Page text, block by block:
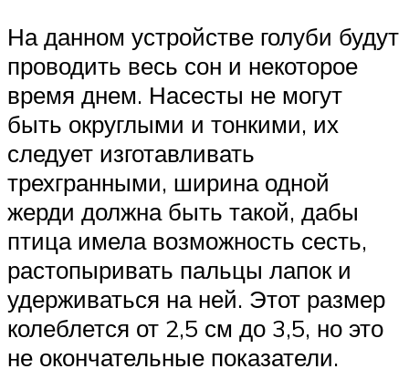
На данном устройстве голуби будут
проводить весь сон и некоторое
время днем. Насесты не могут
быть округлыми и тонкими, их
следует изготавливать
трехгранными, ширина одной
жерди должна быть такой, дабы
птица имела возможность сесть,
растопыривать пальцы лапок и
удерживаться на ней. Этот размер
колеблется от 2,5 см до 3,5, но это
не окончательные показатели.